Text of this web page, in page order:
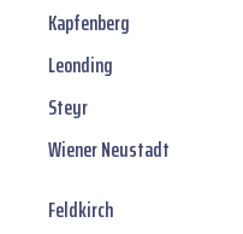
Kapfenberg
Leonding
Steyr
Wiener Neustadt
Feldkirch